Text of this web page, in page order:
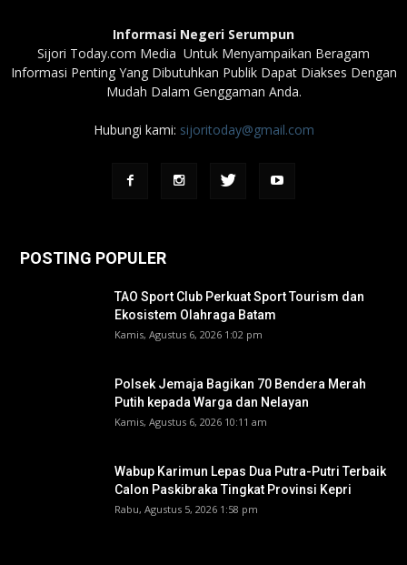
Informasi Negeri Serumpun
Sijori Today.com Media Untuk Menyampaikan Beragam
Informasi Penting Yang Dibutuhkan Publik Dapat Diakses Dengan
Mudah Dalam Genggaman Anda.
Hubungi kami: sijoritoday@gmail.com
POSTING POPULER
TAO Sport Club Perkuat Sport Tourism dan
Ekosistem Olahraga Batam
Kamis, Agustus 6, 2026 1:02 pm
Polsek Jemaja Bagikan 70 Bendera Merah
Putih kepada Warga dan Nelayan
Kamis, Agustus 6, 2026 10:11 am
Wabup Karimun Lepas Dua Putra-Putri Terbaik
Calon Paskibraka Tingkat Provinsi Kepri
Rabu, Agustus 5, 2026 1:58 pm